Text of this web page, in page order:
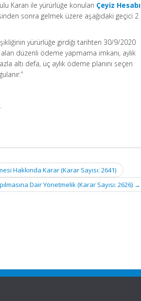
Kararı ile yürürlüğe konulan Çeyiz Hesabı
sonra gelmek üzere aşağıdaki geçici 2
yürürlüğe girdiği tarihten 30/9/2020
düzenli ödeme yapmama imkanı, aylık
altı defa, üç aylık ödeme planını seçen
Hakkında Karar (Karar Sayısı: 2641)
Dair Yönetmelik (Karar Sayısı: 2626) →